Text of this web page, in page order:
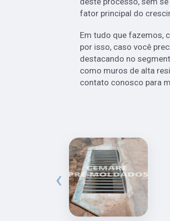
fator principal do
Em tudo que fazemos,
por isso, caso você
destacando no
como muros de alta
contato conosco para
‹